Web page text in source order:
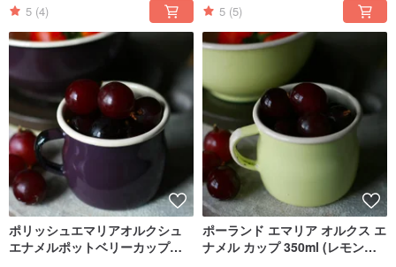
5 (4) 5 (5)
ポリッシュエマリアオルクシュ
エナメルポットベリーカップ
ポーランド エマリア オルクス エ
ナメル カップ 350ml (レモンイ